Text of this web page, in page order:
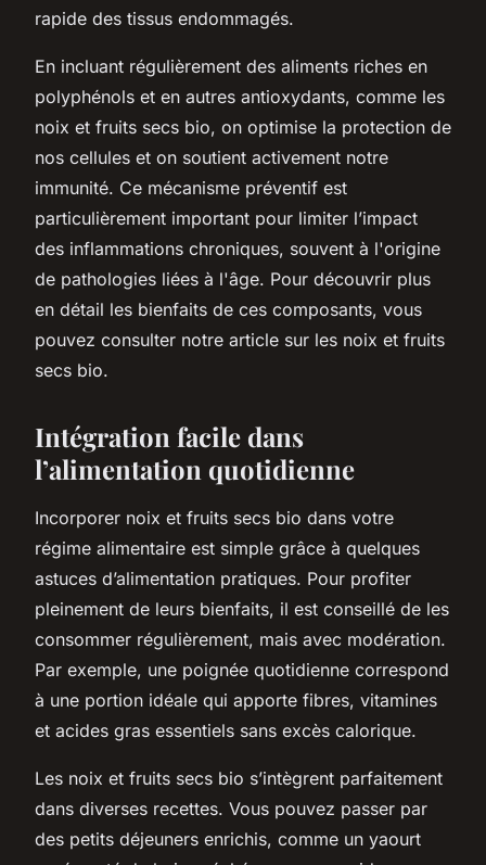
rapide des tissus endommagés.
En incluant régulièrement des aliments riches en
polyphénols et en autres antioxydants, comme les
noix et fruits secs bio, on optimise la protection de
nos cellules et on soutient activement notre
immunité. Ce mécanisme préventif est
particulièrement important pour limiter l’impact
des inflammations chroniques, souvent à l'origine
de pathologies liées à l'âge. Pour découvrir plus
en détail les bienfaits de ces composants, vous
pouvez consulter notre article sur les noix et fruits
secs bio.
Intégration facile dans
l’alimentation quotidienne
Incorporer noix et fruits secs bio dans votre
régime alimentaire est simple grâce à quelques
astuces d’alimentation pratiques. Pour profiter
pleinement de leurs bienfaits, il est conseillé de les
consommer régulièrement, mais avec modération.
Par exemple, une poignée quotidienne correspond
à une portion idéale qui apporte fibres, vitamines
et acides gras essentiels sans excès calorique.
Les noix et fruits secs bio s’intègrent parfaitement
dans diverses recettes. Vous pouvez passer par
des petits déjeuners enrichis, comme un yaourt